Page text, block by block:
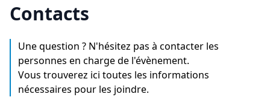
Contacts
Une question ? N'hésitez pas à contacter les
personnes en charge de l'évènement.
Vous trouverez ici toutes les informations
nécessaires pour les joindre.